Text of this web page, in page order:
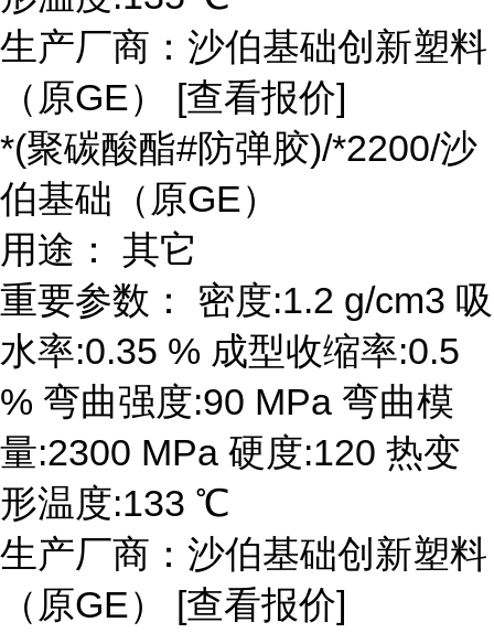
生产厂商：沙伯基础创新塑料
（原GE） [查看报价]
*(聚碳酸酯#防弹胶)/*2200/沙
伯基础（原GE）
用途： 其它
重要参数： 密度:1.2 g/cm3 吸
水率:0.35 % 成型收缩率:0.5
% 弯曲强度:90 MPa 弯曲模
量:2300 MPa 硬度:120 热变
形温度:133 ℃
生产厂商：沙伯基础创新塑料
（原GE） [查看报价]